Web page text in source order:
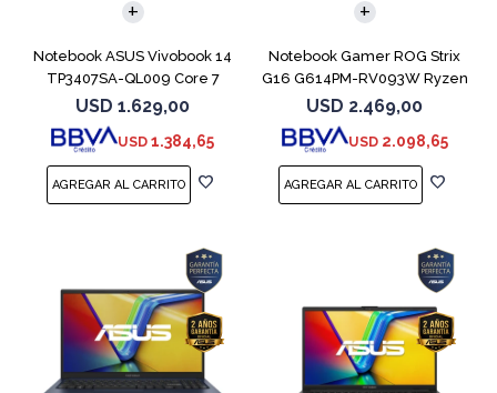
Notebook ASUS Vivobook 14
TP3407SA-QL009 Core 7
256V 512GB
USD 1.629,00
USD 1.384,65
Notebook Gamer ROG Strix
G16 G614PM-RV093W Ryzen
9 8940HX 1T
USD 2.469,00
USD 2.098,65